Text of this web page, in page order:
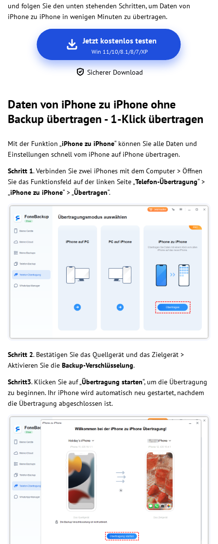
und folgen Sie den unten stehenden Schritten, um Daten von
iPhone zu iPhone in wenigen Minuten zu übertragen.
Jetzt kostenlos testen
Win 11/10/8.1/8/7/XP
Sicherer Download
Daten von iPhone zu iPhone ohne
Backup übertragen - 1-Klick übertragen
Mit der Funktion „iPhone zu iPhone“ können Sie alle Daten und
Einstellungen schnell vom iPhone auf iPhone übertragen.
Schritt 1. Verbinden Sie zwei iPhones mit dem Computer > Öffnen
Sie das Funktionsfeld auf der linken Seite „Telefon-Übertragung“ >
„iPhone zu iPhone“ > „Übertragen“.
Schritt 2. Bestätigen Sie das Quellgerät und das Zielgerät >
Aktivieren Sie die Backup-Verschlüsselung.
Schritt3. Klicken Sie auf „Übertragung starten“, um die Übertragung
zu beginnen. Ihr iPhone wird automatisch neu gestartet, nachdem
die Übertragung abgeschlossen ist.